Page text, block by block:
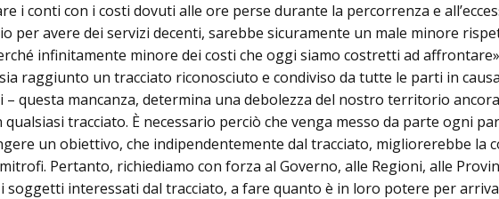
conti con i costi dovuti alle ore perse durante la percorrenza e
per avere dei servizi decenti, sarebbe sicuramente un male minore
infinitamente minore dei costi che oggi siamo costretti ad
raggiunto un tracciato riconosciuto e condiviso da tutte le parti in
questa mancanza, determina una debolezza del nostro territorio
tracciato. È necessario perciò che venga messo da parte ogni
un obiettivo, che indipendentemente dal tracciato, migliorerebbe la
Pertanto, richiediamo con forza al Governo, alle Regioni, alle
soggetti interessati dal tracciato, a fare quanto è in loro potere per